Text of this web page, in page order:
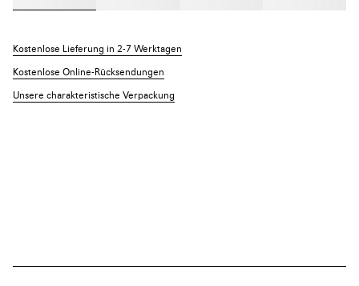
Kostenlose Lieferung in 2-7 Werktagen
Kostenlose Online-Rücksendungen
Unsere charakteristische Verpackung